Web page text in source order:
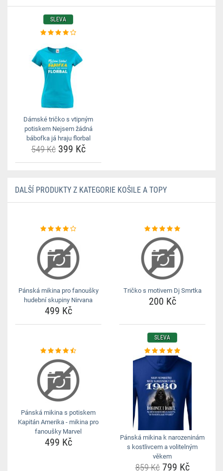
SLEVA
Dámské tričko s vtipným
potiskem Nejsem žádná
bábofka já hraju florbal
549 Kč399 Kč
DALŠÍ PRODUKTY Z KATEGORIE KOŠILE A TOPY
Pánská mikina pro fanoušky
hudební skupiny Nirvana
499 Kč
Tričko s motivem Dj Smrtka
200 Kč
Pánská mikina s potiskem
Kapitán Amerika - mikina pro
fanoušky Marvel
499 Kč
SLEVA
Pánská mikina k narozeninám
s kostlivcem a volitelným
věkem
859 Kč799 Kč